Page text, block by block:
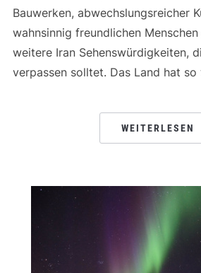
Bauwerken, abwechslungsreicher
wahnsinnig freundlichen
weitere Iran Sehenswürdigkeiten,
verpassen solltet. Das Land hat
WEITERLESEN